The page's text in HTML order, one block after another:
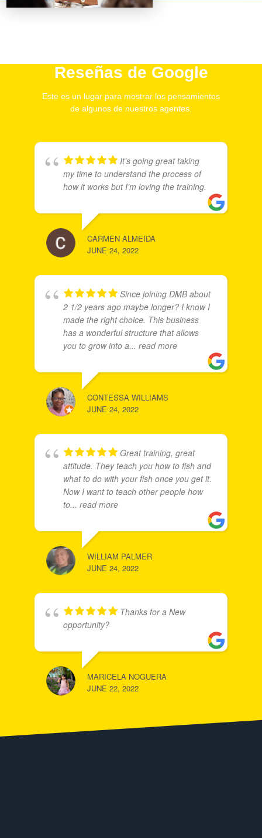
Reseñas de Google
Este es un lugar para mostrar los pensamientos
de algunos de nuestros agentes.
It’s going great taking
my time to understand the process of
how it works but I’m loving the training.
CARMEN ALMEIDA
JUNE 24, 2022
Since joining DMB about
2 1/2 years ago maybe longer? I know I
made the right choice. This business
has a wonderful structure that allows
you to grow into a... read more
CONTESSA WILLIAMS
JUNE 24, 2022
Great training, great
attitude. They teach you how to fish and
what to do with your fish once you get it.
Now I want to teach other people how
to... read more
WILLIAM PALMER
JUNE 24, 2022
Thanks for a New
opportunity?
MARICELA NOGUERA
JUNE 22, 2022